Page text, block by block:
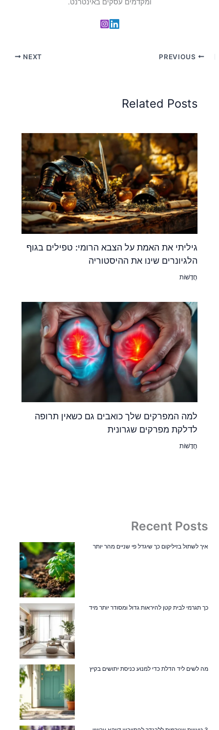
ומקדמים עסקים באינטרנט.
NEXT
Related Posts
גיליתי את האמת על הצבא הרומי: טפילים בגוף
הלגיונרים שינו את ההיסטוריה
חֲדָשׁוֹת
למה המפרקים שלך כואבים גם כשאין תרופה
לדלקת מפרקים שגרונית
חֲדָשׁוֹת
Recent Posts
איך לשתול בזיליקום כך שיגדל פי שניים מהר יותר
כך תגרמי לבית קטן להיראות גדול ומסודר יותר מיד
מה לשים ליד הדלת כדי למנוע כניסת יתושים בקיץ